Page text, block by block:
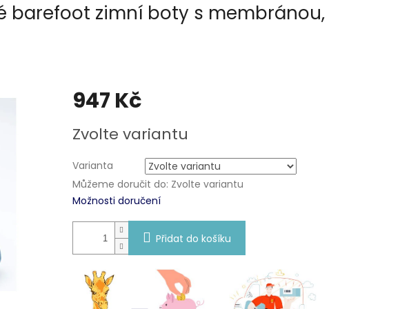
barefoot zimní boty s membránou,
947 Kč
cena:
Zvolte variantu
Varianta
Můžeme doručit do: Zvolte variantu
Možnosti doručení
Přidat do košíku